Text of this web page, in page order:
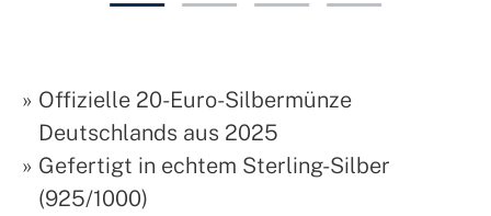
» Offizielle 20-Euro-Silbermünze
Deutschlands aus 2025
» Gefertigt in echtem Sterling-Silber
(925/1000)